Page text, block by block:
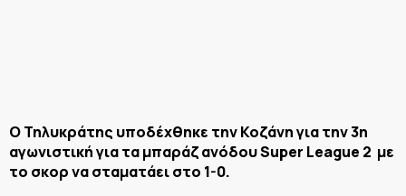
Ο Τηλυκράτης υποδέχθηκε την Κοζάνη για την 3η
αγωνιστική για τα μπαράζ ανόδου Super League 2 με
το σκορ να σταματάει στο 1-0.